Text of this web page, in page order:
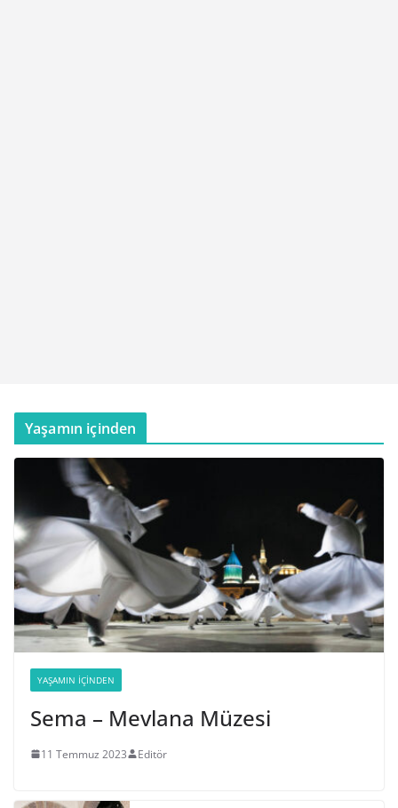
Yaşamın içinden
YAŞAMIN İÇINDEN
Sema – Mevlana Müzesi
11 Temmuz 2023 Editör